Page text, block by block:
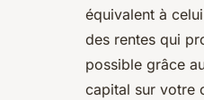
équivalent à
des rentes qui
possible grâce
capital sur votre